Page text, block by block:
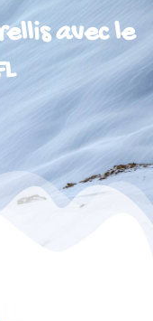
avec le